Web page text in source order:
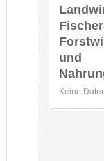
und
Keine